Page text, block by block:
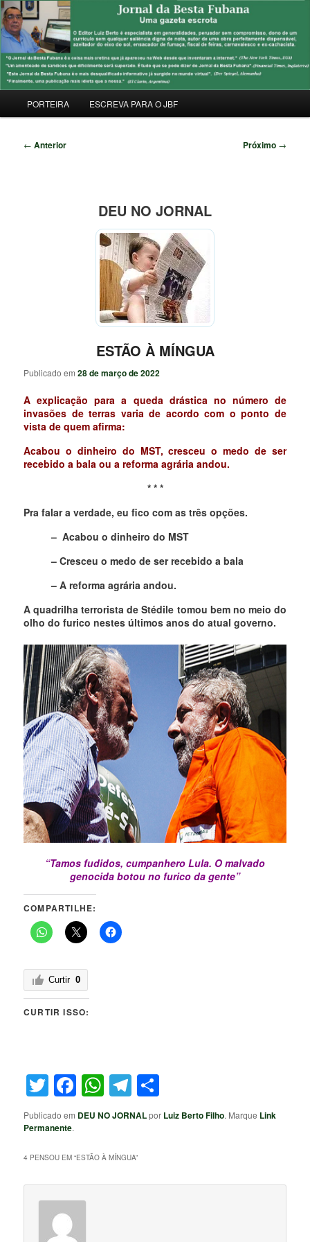
Pular
para
o
conteúdo
principalJORNAL DA BESTA FUBANA
Uma Gazeta Escrota
principal
PORTEIRA ESCREVA PARA O JBF
Navegação
← Anterior Próximo →
DEU NO JORNAL
ESTÃO À MÍNGUA
Publicado em28 de março de 2022
A explicação para a queda drástica no número de
invasões de terras varia de acordo com o ponto de
vista de quem afirma:
Acabou o dinheiro do MST, cresceu o medo de ser
recebido a bala ou a reforma agrária andou.
* * *
Pra falar a verdade, eu fico com as três opções.
– Acabou o dinheiro do MST
– Cresceu o medo de ser recebido a bala
– A reforma agrária andou.
A quadrilha terrorista de Stédile tomou bem no meio do
olho do furico nestes últimos anos do atual governo.
“Tamos fudidos, cumpanhero Lula. O malvado
genocida botou no furico da gente”
COMPARTILHE:
Curtir 0
CURTIR ISSO:
Twitter
Facebook
WhatsApp
Telegram
Publicado em DEU NO JORNALpor Luiz Berto Filho. Marque Link
Permanente.
4 PENSOU EM “ESTÃO À MÍNGUA”